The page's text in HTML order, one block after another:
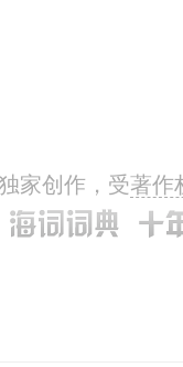
家创作，受著作